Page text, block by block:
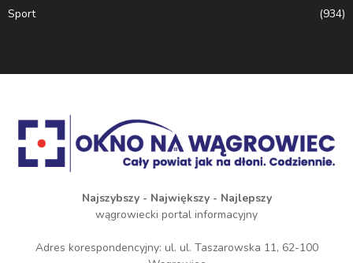
Sport
(934)
Najszybszy - Największy - Najlepszy
wągrowiecki portal informacyjny
Adres korespondencyjny: ul. ul. Taszarowska 11, 62-100